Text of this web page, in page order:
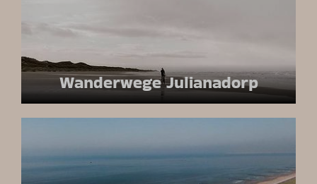
Wanderwege Julianadorp